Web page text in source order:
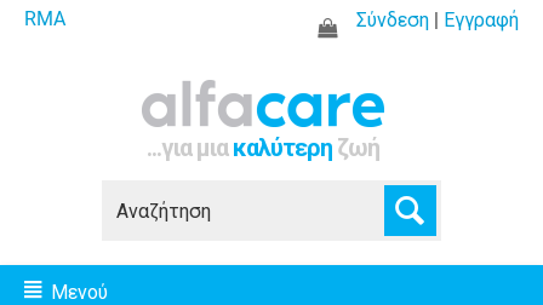
RMA Σύνδεση | Εγγραφή
...για μιακαλύτερηζωή
Μενού